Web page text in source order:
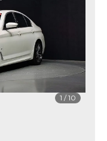
1 /10